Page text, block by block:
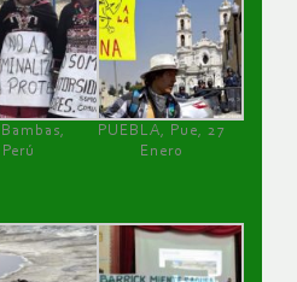
Perú
PUEBLA, Pue, 27
Enero